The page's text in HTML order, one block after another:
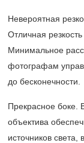
Невероятная
Отличная
Минимальное
фотографам
до бесконечности.
Прекрасное боке.
объектива
источников